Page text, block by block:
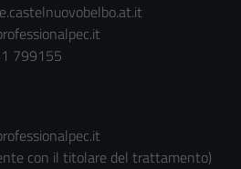
799155
con il titolare del trattamento)